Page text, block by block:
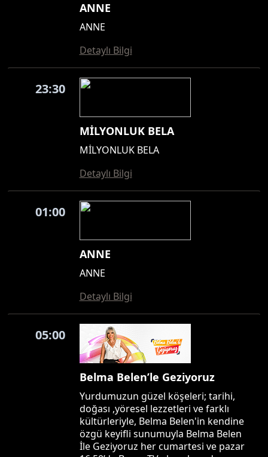
ANNE
ANNE
Detaylı Bilgi
23:30
MİLYONLUK BELA
MİLYONLUK BELA
Detaylı Bilgi
01:00
ANNE
ANNE
Detaylı Bilgi
05:00
Belma Belen’le Geziyoruz
Yurdumuzun güzel köşeleri; tarihi,
doğası ,yöresel lezzetleri ve farklı
kültürleriyle, Belma Belen'in kendine
özgü keyifli sunumuyla Belma Belen
İle Geziyoruz her cumartesi ve pazar